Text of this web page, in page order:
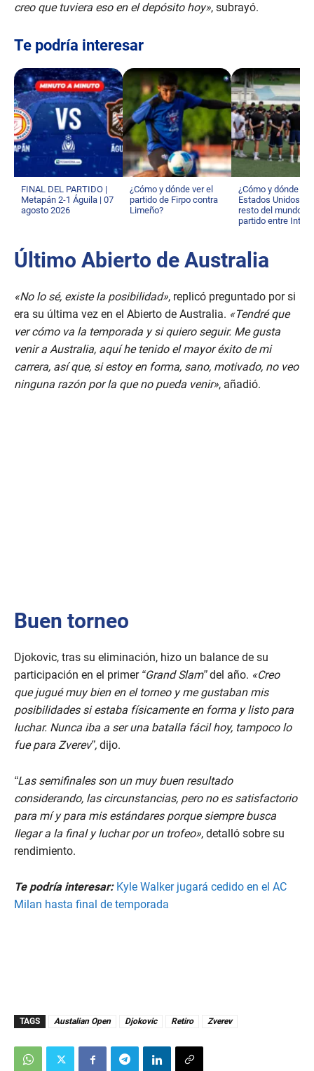
creo que tuviera eso en el depósito hoy», subrayó.
Te podría interesar
FINAL DEL PARTIDO |
Metapán 2-1 Águila | 07
agosto 2026
¿Cómo y dónde ver el
partido de Firpo contra
Limeño?
¿Cómo y dónde
Estados Unidos y
resto del mundo el
partido entre Inter
Último Abierto de Australia
«No lo sé, existe la posibilidad», replicó preguntado por si
era su última vez en el Abierto de Australia. «Tendré que
ver cómo va la temporada y si quiero seguir. Me gusta
venir a Australia, aquí he tenido el mayor éxito de mi
carrera, así que, si estoy en forma, sano, motivado, no veo
ninguna razón por la que no pueda venir», añadió.
Buen torneo
Djokovic, tras su eliminación, hizo un balance de su
participación en el primer “Grand Slam”del año. «Creo
que jugué muy bien en el torneo y me gustaban mis
posibilidades si estaba físicamente en forma y listo para
luchar. Nunca iba a ser una batalla fácil hoy, tampoco lo
fue para Zverev”, dijo.
“Las semifinales son un muy buen resultado
considerando, las circunstancias, pero no es satisfactorio
para mí y para mis estándares porque siempre busca
llegar a la final y luchar por un trofeo», detalló sobre su
rendimiento.
Te podría interesar: Kyle Walker jugará cedido en el AC
Milan hasta final de temporada
TAGS Austalian Open Djokovic Retiro Zverev